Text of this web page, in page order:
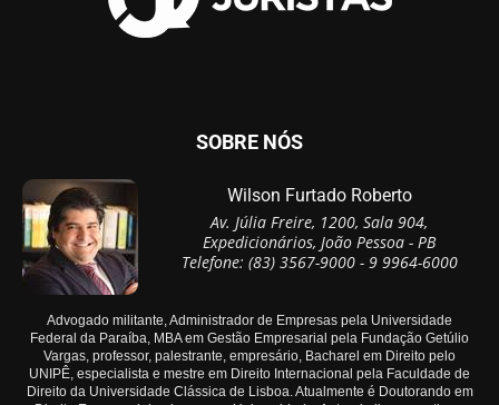
SOBRE NÓS
Wilson Furtado Roberto
Av. Júlia Freire, 1200, Sala 904,
Expedicionários, João Pessoa - PB
Telefone: (83) 3567-9000 - 9 9964-6000
Advogado militante, Administrador de Empresas pela Universidade
Federal da Paraíba, MBA em Gestão Empresarial pela Fundação Getúlio
Vargas, professor, palestrante, empresário, Bacharel em Direito pelo
UNIPÊ, especialista e mestre em Direito Internacional pela Faculdade de
Direito da Universidade Clássica de Lisboa. Atualmente é Doutorando em